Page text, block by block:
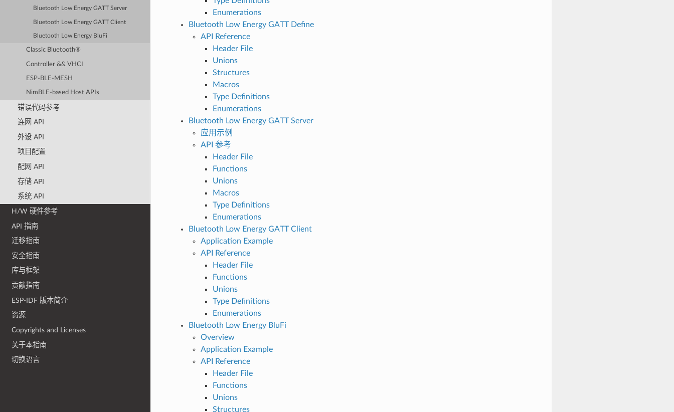
Bluetooth Low Energy GATT Server
Bluetooth Low Energy GATT Client
Bluetooth Low Energy BluFi
Classic Bluetooth®
Controller && VHCI
ESP-BLE-MESH
NimBLE-based Host APIs
错误代码参考
连网 API
外设 API
项目配置
配网 API
存储 API
系统 API
H/W 硬件参考
API 指南
迁移指南
安全指南
库与框架
贡献指南
ESP-IDF 版本简介
资源
Copyrights and Licenses
关于本指南
切换语言
Enumerations
Bluetooth Low Energy GATT Define
API Reference
Header File
Unions
Structures
Macros
Type Definitions
Enumerations
Bluetooth Low Energy GATT Server
应用示例
API 参考
Header File
Functions
Unions
Macros
Type Definitions
Enumerations
Bluetooth Low Energy GATT Client
Application Example
API Reference
Header File
Functions
Unions
Type Definitions
Enumerations
Bluetooth Low Energy BluFi
Overview
Application Example
API Reference
Header File
Functions
Unions
Structures